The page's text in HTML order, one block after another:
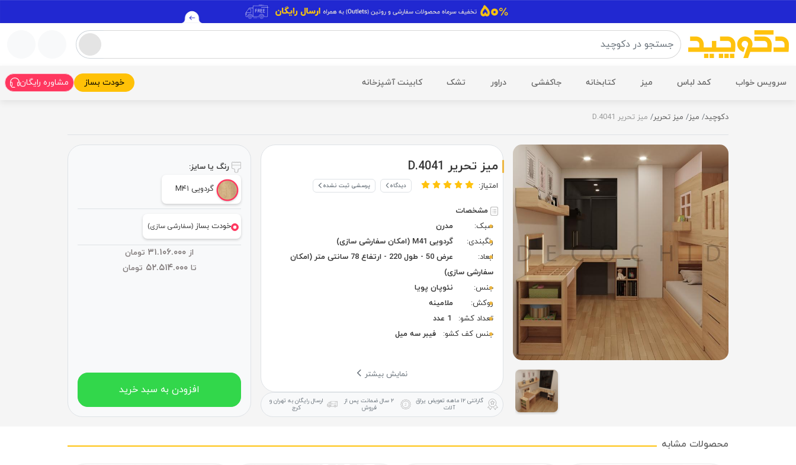
سرویس خواب کمد لباس میز کتابخانه جاکفشی دراور تشک کابینت آشپزخانه خودت بساز مشاوره رایگان
دکوچید میز میز تحریر میز تحریر D.4041
میز تحریر D.4041
امتیاز: دیدگاه پرسشی ثبت نشده
مشخصات
سبک:
مدرن
رنگبندی:
گردویی M41 (امکان سفارشی سازی)
ابعاد:
عرض 50 - طول 220 - ارتفاع 78 سانتی متر (امکان
سفارشی سازی)
جنس:
نئوپان پویا
روکش:
ملامینه
تعداد کشو:
1 عدد
جنس کف کشو:
فیبر سه میل
نمایش بیشتر
گارانتی ۱۲ ماهه
تعویض یراق
آلات
۲ سال ضمانت
پس از
فروش
ارسال رایگان به تهران و
کرج
رنگ یا سایز:
گردویی M۴۱
خودت بساز(سفارشی سازی)
از
تومان
تا ۵۲.۵۱۴.۰۰۰ تومان
افزودن به سبد خرید
محصولات مشابه